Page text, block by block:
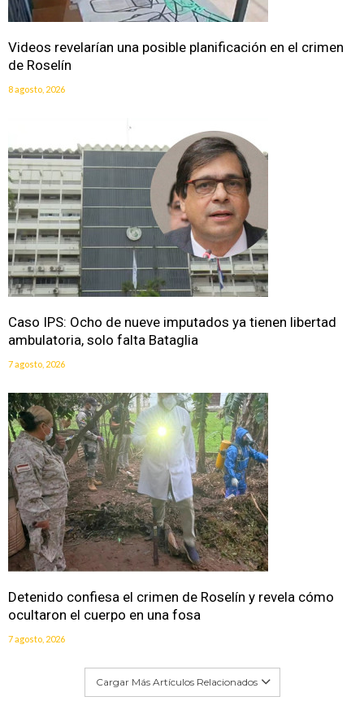
Videos revelarían una posible planificación en el crimen
de Roselín
8 agosto, 2026
Caso IPS: Ocho de nueve imputados ya tienen libertad
ambulatoria, solo falta Bataglia
7 agosto, 2026
Detenido confiesa el crimen de Roselín y revela cómo
ocultaron el cuerpo en una fosa
7 agosto, 2026
Cargar Más Artículos Relacionados